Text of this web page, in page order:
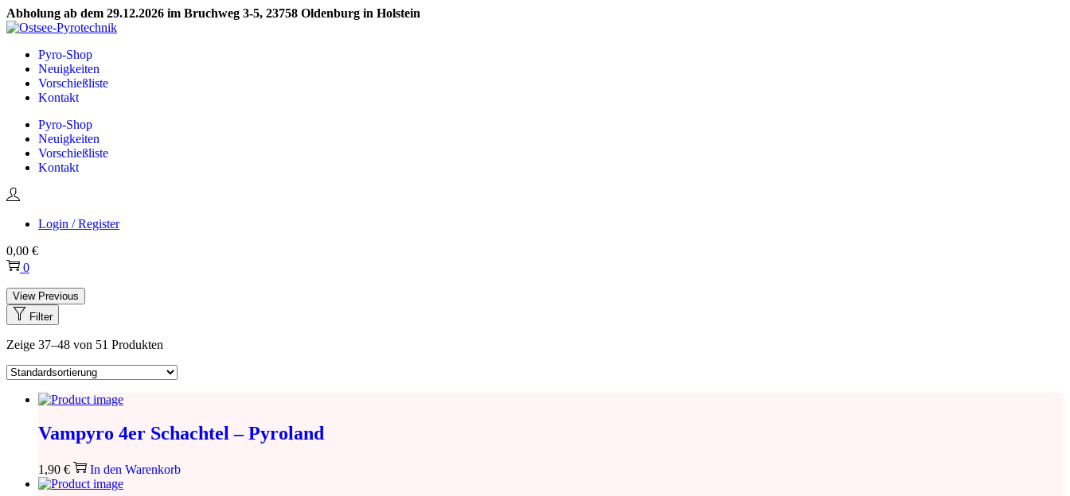
Abholung ab dem 29.12.2026 im Bruchweg 3-5, 23758 Oldenburg in Holstein
Skip
navigation
Skip
contentPyro-Shop
Neuigkeiten
Vorschießliste
Kontakt
Pyro-Shop
Neuigkeiten
Vorschießliste
Kontakt
Login / Register
0,00 €
0
View Previous
Filter
Zeige 37–48 von 51 Produkten
Vampyro 4er Schachtel – Pyroland
1,90 € In den Warenkorb